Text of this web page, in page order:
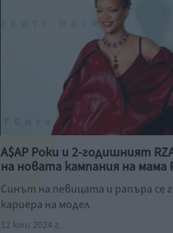
A$AP Роки и 2-годишният
на новата кампания на мама
Синът на певицата и рапъра се
кариера на модел
12 юли 2024 г.